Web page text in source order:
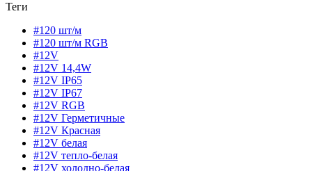
Теги
#120 шт/м
#120 шт/м RGB
#12V
#12V 14,4W
#12V IP65
#12V IP67
#12V RGB
#12V Герметичные
#12V Красная
#12V белая
#12V тепло-белая
#12V холодно-белая